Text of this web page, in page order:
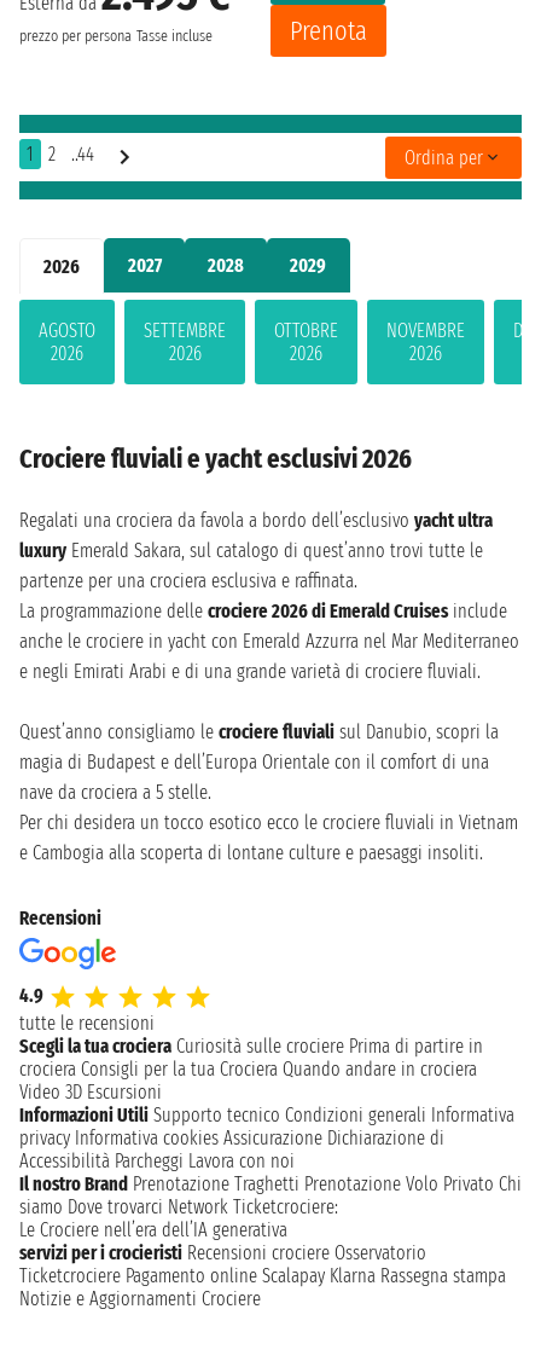
2026 2027 2028 2029
AGOSTO
2026
SETTEMBRE
2026
OTTOBRE
2026
NOVEMBRE
2026
Crociere fluviali e yacht esclusivi 2026
Regalati una crociera da favola a bordo dell’esclusivo yacht ultra
luxury Emerald Sakara, sul catalogo di quest’anno trovi tutte le
partenze per una crociera esclusiva e raffinata.
La programmazione delle crociere 2026 di Emerald Cruisesinclude
anche le crociere in yacht con Emerald Azzurra nel Mar Mediterraneo
e negli Emirati Arabi e di una grande varietà di crociere fluviali.
Quest’anno consigliamo le crociere fluviali sul Danubio, scopri la
magia di Budapest e dell’Europa Orientale con il comfort di una
nave da crociera a 5 stelle.
Per chi desidera un tocco esotico ecco le crociere fluviali in Vietnam
e Cambogia alla scoperta di lontane culture e paesaggi insoliti.
prezzo per persona Tasse incluse Prenota
1 2 ..44 Ordina per
Recensioni
4.9
tutte le recensioni
Scegli la tua crociera Curiosità sulle crociere Prima di partire in
crociera Consigli per la tua Crociera Quando andare in crociera
Video 3D Escursioni
Informazioni Utili Supporto tecnico Condizioni generali Informativa
privacy Informativa cookies Assicurazione Dichiarazione di
Accessibilità Parcheggi Lavora con noi
Il nostro Brand Prenotazione Traghetti Prenotazione Volo Privato Chi
siamo Dove trovarci Network Ticketcrociere:
Le Crociere nell’era dell’IA generativa
servizi per i crocieristi Recensioni crociere Osservatorio
Ticketcrociere Pagamento online Scalapay Klarna Rassegna stampa
Notizie e Aggiornamenti Crociere